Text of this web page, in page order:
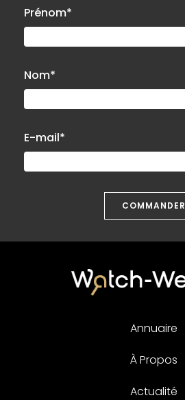
Prénom*
Nom*
E-mail*
COMMANDER
Annuaire
À Propos
Actualité